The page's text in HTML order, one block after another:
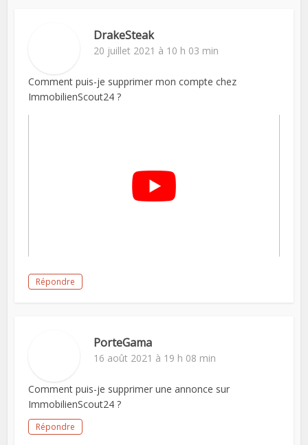
DrakeSteak
20 juillet 2021 à 10 h 03 min
Comment puis-je supprimer mon compte chez
ImmobilienScout24 ?
Répondre
PorteGama
16 août 2021 à 19 h 08 min
Comment puis-je supprimer une annonce sur
ImmobilienScout24 ?
Répondre